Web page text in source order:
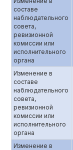
составе
наблюдательного
совета,
ревизионной
комиссии или
исполнительного
органа
Изменение в
составе
наблюдательного
совета,
ревизионной
комиссии или
исполнительного
органа
Изменение в